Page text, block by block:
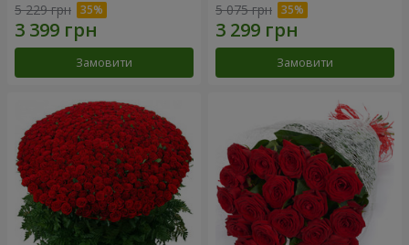
5 229 грн
Замовити
5 075 грн
Замовити